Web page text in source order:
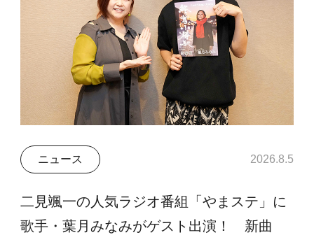
ニュース 2026.8.5
二見颯一の人気ラジオ番組「やまステ」に
歌手・葉月みなみがゲスト出演！ 新曲